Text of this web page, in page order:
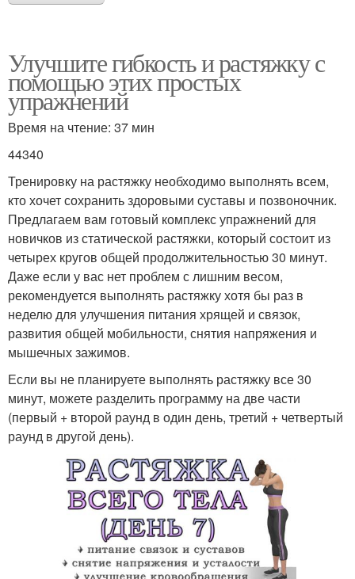
Улучшите гибкость и растяжку с
помощью этих простых
упражнений
Время на чтение: 37 мин
44340
Тренировку на растяжку необходимо выполнять всем,
кто хочет сохранить здоровыми суставы и позвоночник.
Предлагаем вам готовый комплекс упражнений для
новичков из статической растяжки, который состоит из
четырех кругов общей продолжительностью 30 минут.
Даже если у вас нет проблем с лишним весом,
рекомендуется выполнять растяжку хотя бы раз в
неделю для улучшения питания хрящей и связок,
развития общей мобильности, снятия напряжения и
мышечных зажимов.
Если вы не планируете выполнять растяжку все 30
минут, можете разделить программу на две части
(первый + второй раунд в один день, третий + четвертый
раунд в другой день).